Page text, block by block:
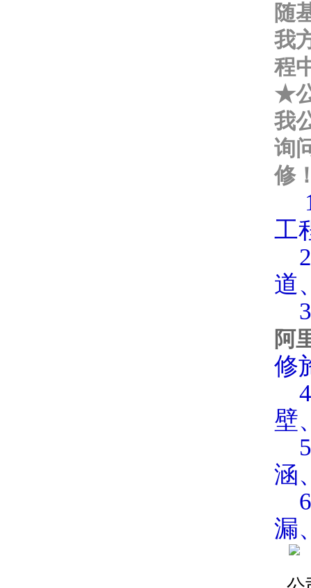
随
我
程
★
我
询
修
工
2
道
3
阿
修
4
壁
5
涵
6
漏